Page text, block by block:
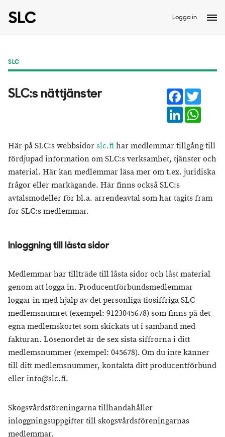
Logga in
SLC
SLC:s nättjänster Facebook
LinkedIn
Här på SLC:s webbsidorslc.fihar medlemmar tillgång till
fördjupad information om SLC:s verksamhet, tjänster och
material. Här kan medlemmar läsa mer om t.ex. juridiska
frågor eller markägande. Här finns också SLC:s
avtalsmodeller för bl.a. arrendeavtal som har tagits fram
för SLC:s medlemmar.
Inloggning till låsta sidor
Medlemmar har tillträde till låsta sidor och låst material
genom att logga in. Producentförbundsmedlemmar
loggar in med hjälp av det personliga tiosiffriga SLC-
medlemsnumret (exempel: 9123045678) som finns på det
egna medlemskortet som skickats ut i samband med
fakturan. Lösenordet är de sex sista siffrorna i ditt
medlemsnummer (exempel: 045678). Om du inte känner
till ditt medlemsnummer, kontakta ditt producentförbund
eller info@slc.fi.
Skogsvårdsföreningarna tillhandahåller
inloggningsuppgifter till skogsvårdsföreningarnas
medlemmar.